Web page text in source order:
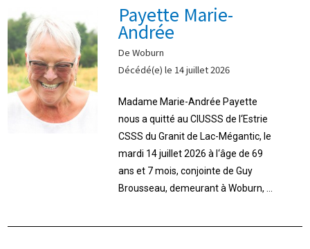
Payette Marie-
Andrée
De Woburn
Décédé(e) le 14 juillet 2026
Madame Marie-Andrée Payette
nous a quitté au CIUSSS de l‘Estrie
CSSS du Granit de Lac-Mégantic, le
mardi 14 juillet 2026 à l‘âge de 69
ans et 7 mois, conjointe de Guy
Brousseau, demeurant à Woburn, ...